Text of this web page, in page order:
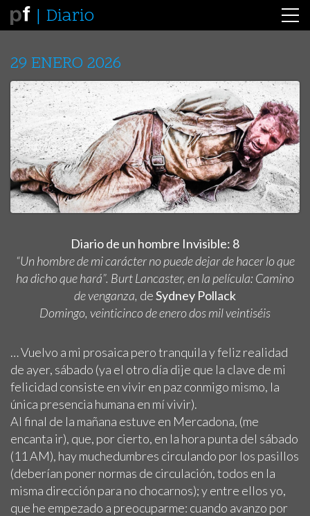
Diario
29 ENERO 2026
Diario de un hombre Invisible: 8
“Un hombre de mi carácter no puede dejar de hacer lo que
ha dicho que hará”. Burt Lancaster, en la película: Camino
de venganza, deSydney Pollack
Domingo, veinticinco de enero dos mil veintiséis
… Vuelvo a mi prosaica pero tranquila y feliz realidad
de ayer, sábado (ya el otro día dije que la clave de mi
felicidad consiste en vivir en paz conmigo mismo, la
única presencia humana en mí vivir).
Al final de la mañana estuve en Mercadona, (me
encanta ir), que, por cierto, en la hora punta del sábado
(11 AM), hay muchedumbres circulando por los pasillos
(deberían poner normas de circulación, todos en la
misma dirección para no chocarnos); y entre ellos yo,
que he empezado a preocuparme: cuando avanzo por